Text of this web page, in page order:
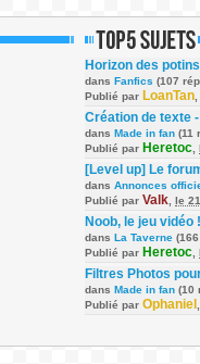
Horizon des potins
dans Fanfics (107
Publié par LoanTan
Création de texte
dans Made in fan (11
Publié par Heretoc
[Level up] Le
dans Annonces
Publié par Valk le
Noob, le jeu vidéo !
dans La Taverne
Publié par Heretoc
Filtres Photos
dans Made in fan (10
Publié par Ophaniel